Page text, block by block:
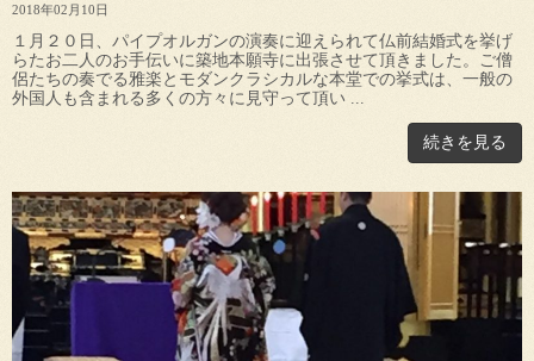
2018年02月10日
１月２０日、パイプオルガンの演奏に迎えられて仏前結婚式を挙げ
らたお二人のお手伝いに築地本願寺に出張させて頂きました。ご僧
侶たちの奏でる雅楽とモダンクラシカルな本堂での挙式は、一般の
外国人も含まれる多くの方々に見守って頂い ...
続きを見る